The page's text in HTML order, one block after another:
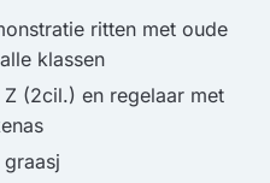
ritten met oude
klassen
(2cil.) en regelaar met